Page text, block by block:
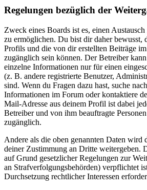
Regelungen bezüglich der
Zweck eines Boards ist es, einen
zu ermöglichen. Du bist dir daher bewusst,
Profils und die von dir erstellten Beiträge
zugänglich sein können. Der Betreiber
einzelne Informationen nur für einen
(z. B. andere registrierte Benutzer,
sind. Wenn du Fragen dazu hast, suche
Informationen im Forum oder kontaktiere
Mail-Adresse aus deinem Profil ist dabei
Betreiber und von ihm beauftragte
zugänglich.
Andere als die oben genannten Daten wird
deiner Zustimmung an Dritte weitergeben.
auf Grund gesetzlicher Regelungen zur
an Strafverfolgungsbehörden) verpflichtet
Durchsetzung rechtlicher Interessen